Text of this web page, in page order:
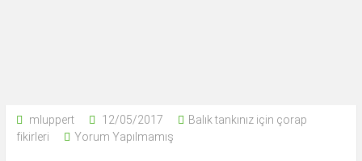
mluppert 12/05/2017
Balık tankınız için çorap
fikirleri
Yorum Yapılmamış